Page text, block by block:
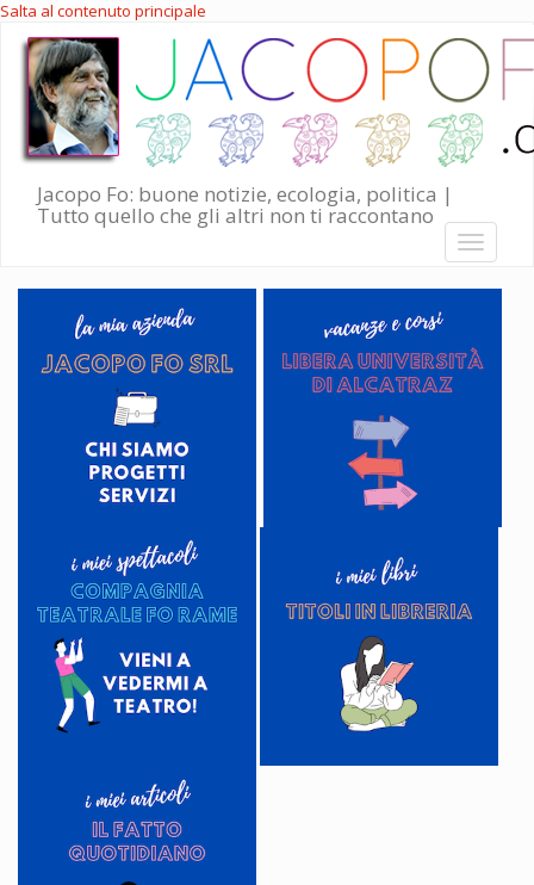
Salta al contenuto principale
Jacopo Fo: buone notizie, ecologia, politica |
Tutto quello che gli altri non ti raccontano
Toggle